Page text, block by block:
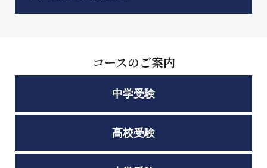
コースのご案内
中学受験
高校受験